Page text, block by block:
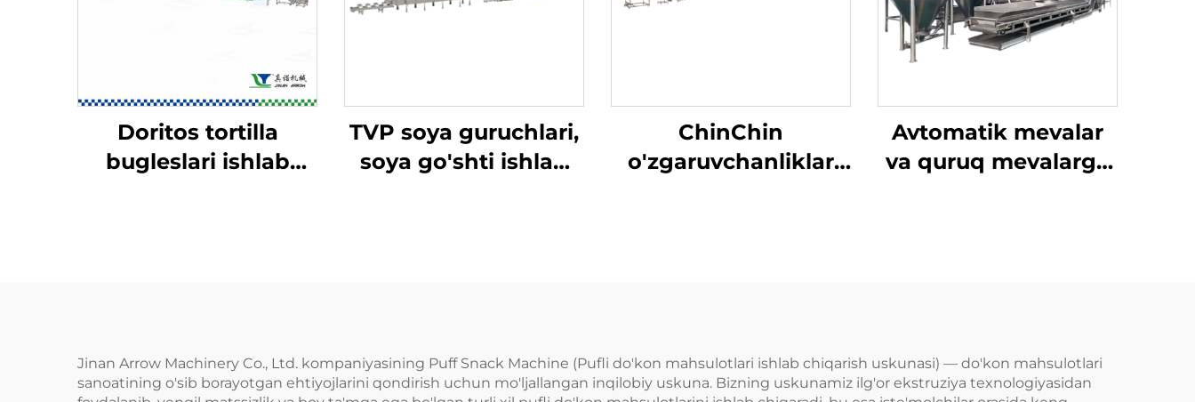
Doritos tortilla
bugleslari ishlab
TVP soya guruchlari,
soya go'shti ishlab
ChinChin
o'zgaruvchanliklar
Avtomatik mevalar
va quruq mevalarga
Jinan Arrow Machinery Co., Ltd. kompaniyasining Puff Snack Machine (Pufli do'kon mahsulotlari ishlab chiqarish uskunasi) — do'kon mahsulotlari
sanoatining o'sib borayotgan ehtiyojlarini qondirish uchun mo'ljallangan inqilobiy uskuna. Bizning uskunamiz ilg'or ekstruziya texnologiyasidan